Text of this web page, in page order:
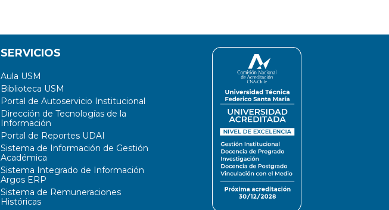
SERVICIOS
Aula USM
Biblioteca USM
Portal de Autoservicio Institucional
Dirección de Tecnologías de la
Información
Portal de Reportes UDAI
Sistema de Información de Gestión
Académica
Sistema Integrado de Información
Argos ERP
Sistema de Remuneraciones
Históricas